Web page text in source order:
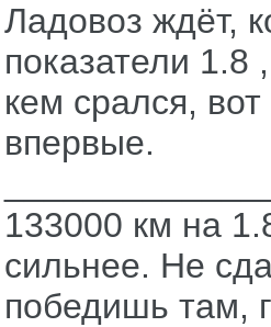
Ладовоз ждёт,
показатели 1.8
кем срался,
впервые.
133000 км на
сильнее. Не
победишь там,